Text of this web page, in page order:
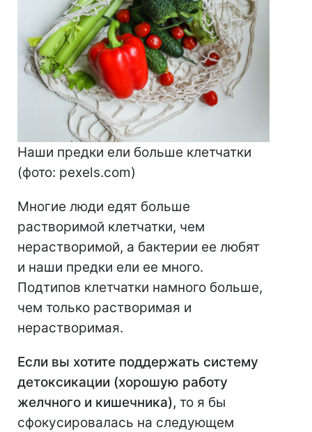
Наши предки ели больше клетчатки
(фото: pexels.com)
Многие люди едят больше
растворимой клетчатки, чем
нерастворимой, а бактерии ее любят
и наши предки ели ее много.
Подтипов клетчатки намного больше,
чем только растворимая и
нерастворимая.
Если вы хотите поддержать систему
детоксикации (хорошую работу
желчного и кишечника), то я бы
сфокусировалась на следующем